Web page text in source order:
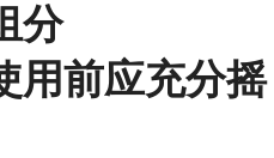
分
用前应充分摇